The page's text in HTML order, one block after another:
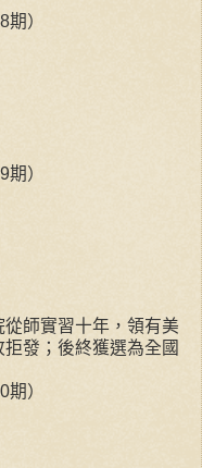
）
）
師實習十年，領有美
發；後終獲選為全國
）